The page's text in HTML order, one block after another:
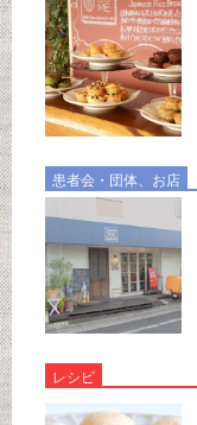
患者会・団体、お店
レシピ